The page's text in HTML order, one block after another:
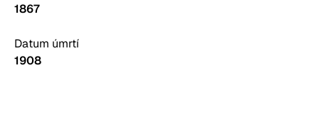
1867
Datum úmrtí
1908